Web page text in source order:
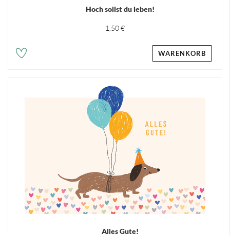
Hoch sollst du leben!
1,50 €
WARENKORB
Alles Gute!